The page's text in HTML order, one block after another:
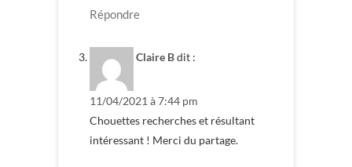
Répondre
Claire Bdit :
11/04/2021 à 7:44 pm
Chouettes recherches et résultant
intéressant ! Merci du partage.